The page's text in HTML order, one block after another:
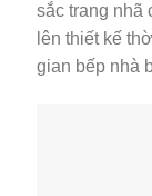
sắc trang nhã
lên thiết kế
gian bếp nhà